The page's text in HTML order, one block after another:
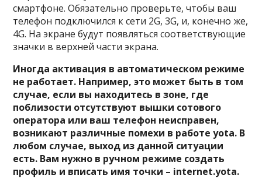
смартфоне. Обязательно проверьте, чтобы ваш
телефон подключился к сети 2G, 3G, и, конечно же,
4G. На экране будут появляться соответствующие
значки в верхней части экрана.
Иногда активация в автоматическом режиме
не работает. Например, это может быть в том
случае, если вы находитесь в зоне, где
поблизости отсутствуют вышки сотового
оператора или ваш телефон неисправен,
возникают различные помехи в работе yota. В
любом случае, выход из данной ситуации
есть. Вам нужно в ручном режиме создать
профиль и вписать имя точки – internet.yota.